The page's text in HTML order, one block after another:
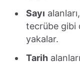
Sayı
tecrübe gibi
yakalar.
Tarih